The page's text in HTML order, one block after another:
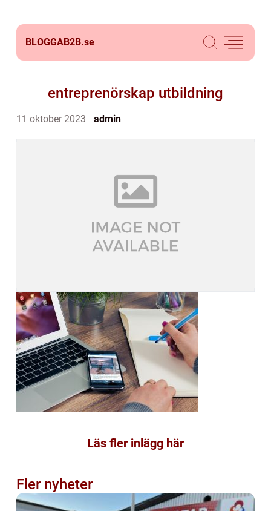
BLOGGAB2B.se
entreprenörskap utbildning
11 oktober 2023 admin
Läs fler inlägg här
Fler nyheter